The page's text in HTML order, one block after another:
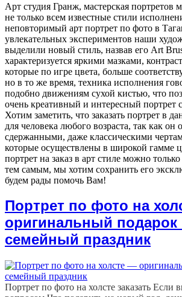
Арт студия Гранж, мастерская портретов
не только всем известные стили
неповторимый арт портрет по фото в
увлекательных экспериментов наши
выделили новый стиль, назвав его Art
характеризуется яркими мазками,
которые по игре цвета, больше
но в то же время, техника исполнения
подобно движениям сухой кистью, что
очень креативный и интересный портрет
Хотим заметить, что заказать портрет в
для человека любого возраста, так как он
сдержанными, даже классическими
которые осуществлены в широкой гамме
портрет на заказ в арт стиле можно
тем самым, мы хотим сохранить его
будем рады помочь Вам!
Портрет по фото на
оригинальный подарок
семейный праздник
Портрет по фото на холсте заказать Если